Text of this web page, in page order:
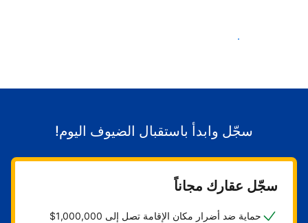
ابدأ باستقبال الضيوف
سجّل وابدأ باستقبال الضيوف اليوم!
سجّل عقارك مجاناً
حماية ضد أضرار مكان الإقامة تصل إلى 1,000,000$